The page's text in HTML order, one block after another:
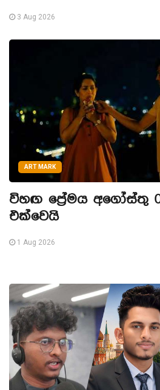
3 Aug 2026
ART MARK
විහඟ ප්‍රේමය අගෝස්තු
එක්වෙයි
1 Aug 2026